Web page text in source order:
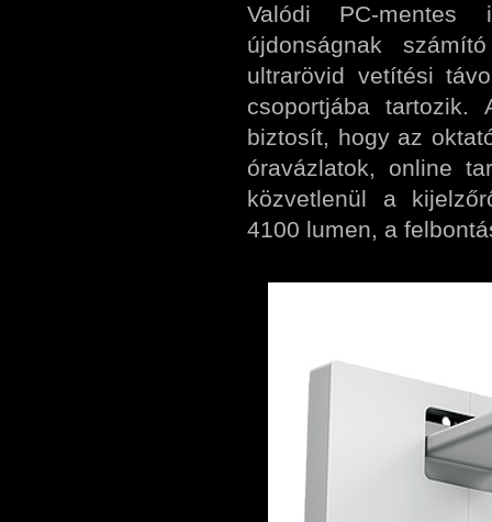
Valódi PC-
újdonságnak
ultrarövid vetítési
csoportjába tartozik.
biztosít, hogy az
óravázlatok, online
közvetlenül a
4100 lumen, a